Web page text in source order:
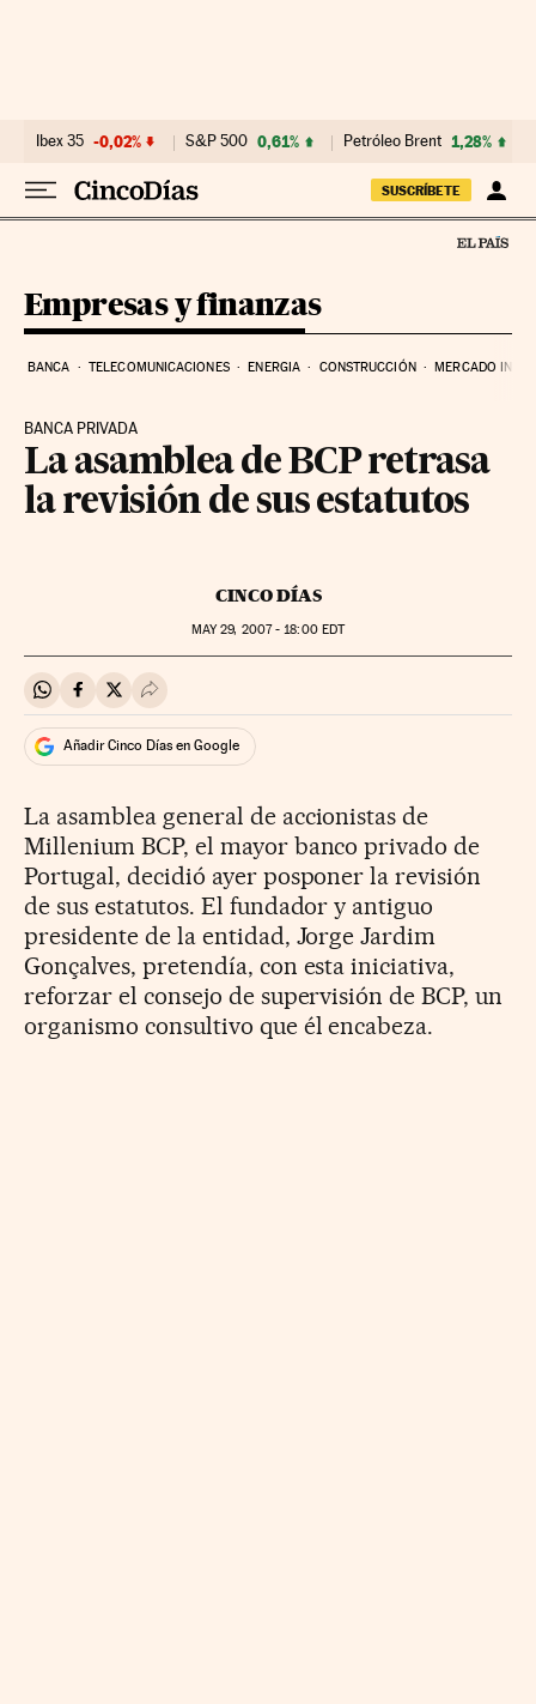
Ibex 35 -0,02% S&P 500 0,61% Petróleo Brent 1,28%
SUSCRÍBETE
Empresas y finanzas
BANCA TELECOMUNICACIONES ENERGIA CONSTRUCCIÓN MERCADO
BANCA PRIVADA
La asamblea de BCP retrasa
la revisión de sus estatutos
CINCO DÍAS
MAY29, 2007 - 18:00EDT
Compartir en Whatsapp
Compartir en Facebook
Compartir en Twitter
Desplegar Redes Sociales
Añadir Cinco Días en Google
La asamblea general de accionistas de
Millenium BCP, el mayor banco privado de
Portugal, decidió ayer posponer la revisión
de sus estatutos. El fundador y antiguo
presidente de la entidad, Jorge Jardim
Gonçalves, pretendía, con esta iniciativa,
reforzar el consejo de supervisión de BCP, un
organismo consultivo que él encabeza.